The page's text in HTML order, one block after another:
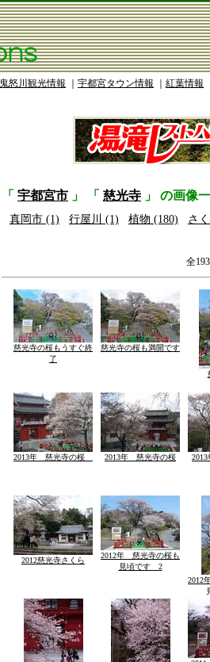
鬼怒川観光情報 宇都宮タウン情報 紅葉情報
「 宇都宮市 」 「 慈光寺 」 の画像
真岡市 (1) 行屋川 (1) 植物 (180) さ
全
慈光寺の桜もうすぐ終
了
慈光寺の桜も満開です
2013年 慈光寺の桜 2013年 慈光寺の桜
2012慈光寺さくら
2012年 慈光寺の桜も
見頃です 2
2012